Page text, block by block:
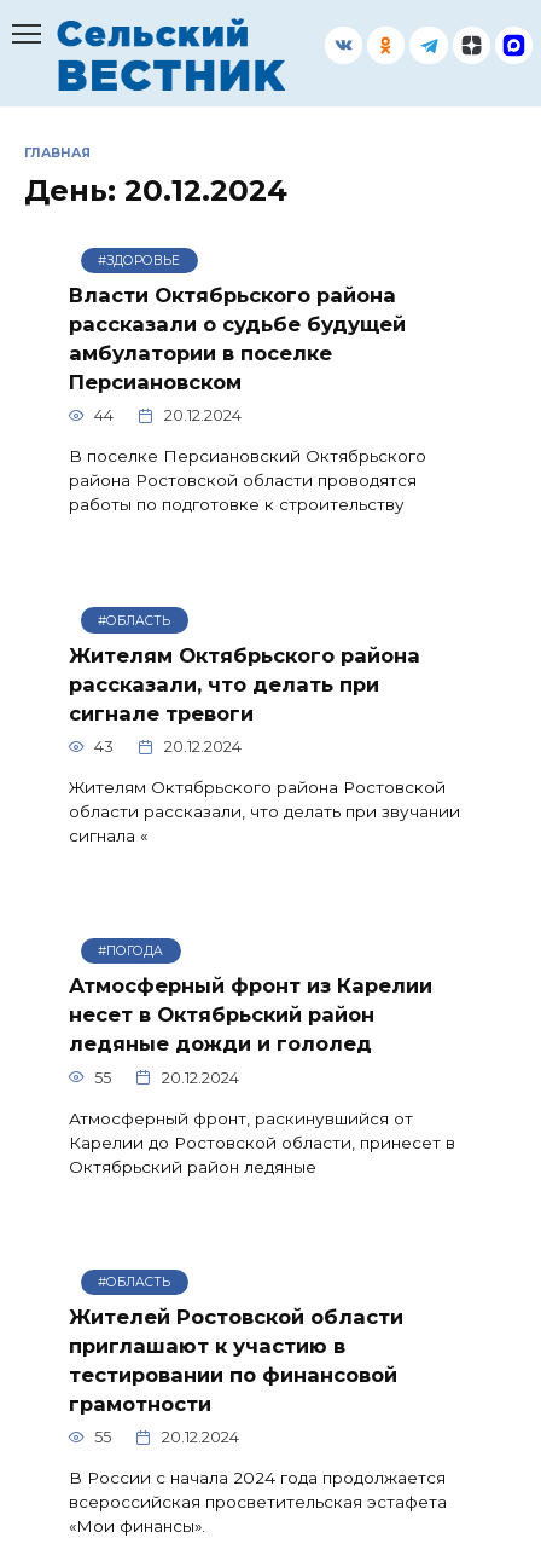
содержанию
ГЛАВНАЯ
День: 20.12.2024
#ЗДОРОВЬЕ
Власти Октябрьского района
рассказали о судьбе будущей
амбулатории в поселке
Персиановском
44 20.12.2024
В поселке Персиановский Октябрьского
района Ростовской области проводятся
работы по подготовке к строительству
#ОБЛАСТЬ
Жителям Октябрьского района
рассказали, что делать при
сигнале тревоги
43 20.12.2024
Жителям Октябрьского района Ростовской
области рассказали, что делать при звучании
сигнала «
#ПОГОДА
Атмосферный фронт из Карелии
несет в Октябрьский район
ледяные дожди и гололед
55 20.12.2024
Атмосферный фронт, раскинувшийся от
Карелии до Ростовской области, принесет в
Октябрьский район ледяные
#ОБЛАСТЬ
Жителей Ростовской области
приглашают к участию в
тестировании по финансовой
грамотности
55 20.12.2024
В России с начала 2024 года продолжается
всероссийская просветительская эстафета
«Мои финансы».